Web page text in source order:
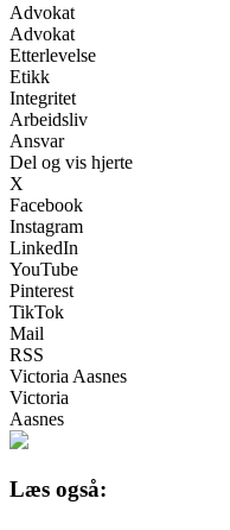
Advokat
Advokat
Etterlevelse
Etikk
Integritet
Arbeidsliv
Ansvar
Del og vis hjerte
X
Facebook
Instagram
LinkedIn
YouTube
Pinterest
TikTok
Mail
RSS
Victoria Aasnes
Victoria
Aasnes
Læs også: